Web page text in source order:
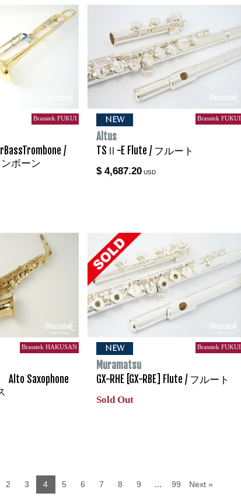
Brasstek FUKUI
/
ボーン
NEW Brasstek FUKUI
Altus
TSⅡ-E Flute / フルート
$ 4,687.20USD
Brasstek HAKUSAN
Alto Saxophone
NEW Brasstek FUKUI
Muramatsu
GX-RHE [GX-RBE] Flute / フルート
Sold Out
2 3 4 5 6 7 8 9 ... 99 Next »